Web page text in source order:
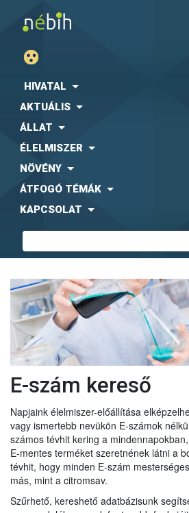
HIVATAL
AKTUÁLIS
ÁLLAT
ÉLELMISZER
NÖVÉNY
ÁTFOGÓ TÉMÁK
KAPCSOLAT
E-szám kereső
Napjaink élelmiszer-előállítása
vagy ismertebb nevükön E-számok
számos tévhit kering a
E-mentes terméket szeretnének látni a
tévhit, hogy minden E-szám
más, mint a citromsav.
Szűrhető, kereshető adatbázisunk